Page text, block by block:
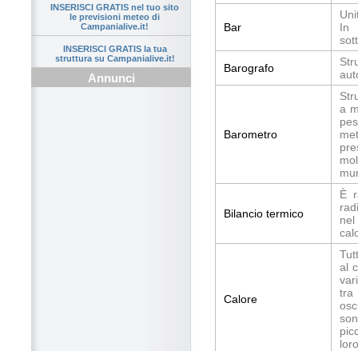
INSERISCI GRATIS nel tuo sito
le previsioni meteo di
Campanialive.it!
INSERISCI GRATIS la tua
struttura su Campanialive.it!
Annunci
Bar
In
Barografo
Barometro
a
Bilancio termico
È
Calore
al
tra